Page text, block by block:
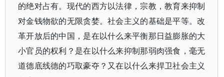
的绝对占有。现代的西方以法律，宗教，教育来抑制
对金钱物欲的无限贪婪。社会主义的基础是平等。改
革开放后的中国，是在以什么来平衡那日益膨胀的大
小官员的权利？是在以什么来抑制那弱肉强食，毫无
道德底线德的巧取豪夺？又在以什么来捍卫社会主义